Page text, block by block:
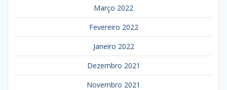
Março 2022
Fevereiro 2022
Janeiro 2022
Dezembro 2021
Novembro 2021